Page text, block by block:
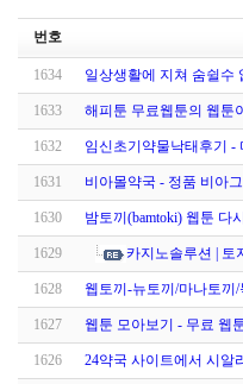
번호
1634 일상생활에 지쳐 숨쉴
1633 해피툰 무료웹툰의 웹툰
1632 임신초기약물낙태후기 -
1631 비아몰약국 - 정품 비아
1630 밤토끼(bamtoki) 웹툰
1629 카지노솔루션 | 토
1628 웹토끼-뉴토끼/마나토
1627 웹툰 모아보기 - 무료 웹
1626 24약국 사이트에서 시알